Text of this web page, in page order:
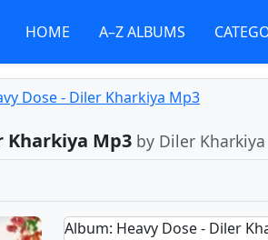
HOME A–Z ALBUMS
Dose - Diler Kharkiya Mp3
Kharkiya Mp3 by Diler Kharkiya
Album: Heavy Dose - Diler